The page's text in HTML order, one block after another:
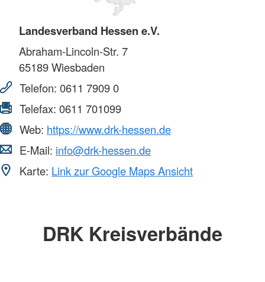
Landesverband Hessen e.V.
Abraham-Lincoln-Str. 7
65189Wiesbaden
Telefon: 0611 7909 0
Telefax: 0611 701099
Web: https://www.drk-hessen.de
E-Mail: info@drk-hessen.de
Karte: Link zur Google Maps Ansicht
DRK Kreisverbände